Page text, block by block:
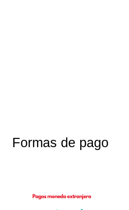
Formas de pago